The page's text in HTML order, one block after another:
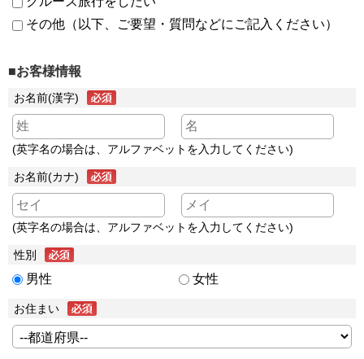
その他（以下、ご要望・質問などにご記入ください）
■お客様情報
お名前(漢字)
(英字名の場合は、アルファベットを入力してください)
お名前(カナ)
(英字名の場合は、アルファベットを入力してください)
性別
男性 女性
お住まい